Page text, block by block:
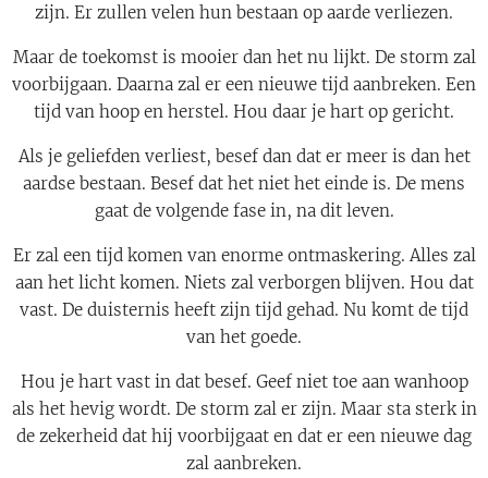
zijn. Er zullen velen hun bestaan op aarde verliezen.
Maar de toekomst is mooier dan het nu lijkt. De storm zal
voorbijgaan. Daarna zal er een nieuwe tijd aanbreken. Een
tijd van hoop en herstel. Hou daar je hart op gericht.
Als je geliefden verliest, besef dan dat er meer is dan het
aardse bestaan. Besef dat het niet het einde is. De mens
gaat de volgende fase in, na dit leven.
Er zal een tijd komen van enorme ontmaskering. Alles zal
aan het licht komen. Niets zal verborgen blijven. Hou dat
vast. De duisternis heeft zijn tijd gehad. Nu komt de tijd
van het goede.
Hou je hart vast in dat besef. Geef niet toe aan wanhoop
als het hevig wordt. De storm zal er zijn. Maar sta sterk in
de zekerheid dat hij voorbijgaat en dat er een nieuwe dag
zal aanbreken.